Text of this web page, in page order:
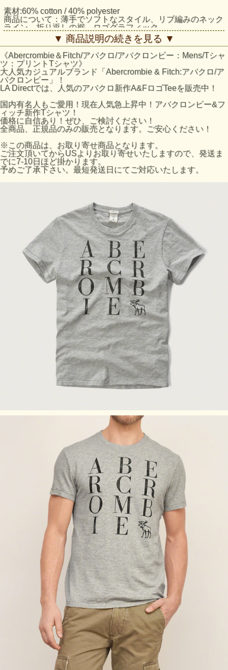
素材:60% cotton / 40% polyester
商品について：薄手でソフトなスタイル、リブ編みのネック
ライン、折り返しの裾、ロゴグラフィック
スタイル：Muscle Fit
サイズについて：アバクロのTシャツは、タイトな作りにな
っており、
日本サイズとほぼ同じサイズ感になっております。
アバクロ/Tシャツ：Logo Graphic Tee採寸結果
☆Sサイズ
着丈：約68cm（襟下より採寸。）
身幅：約49cm（脇下より採寸）
☆Mサイズ
着丈：約71cm（襟下より採寸。）
身幅：約51cm（脇下より採寸）
☆Lサイズ
着丈：約73cm（襟下より採寸。）
身幅：約53cm（脇下より採寸）
☆XLサイズ
着丈：約75cm（襟下より採寸。）
身幅：約57cm（脇下より採寸）
Mサイズ：胸囲（cm） 97～101/腕（cm） 86～87
Lサイズ：胸囲（cm） 102～1066/腕（cm） 89～90
XLサイズ：胸囲（cm） 107～116/腕（cm） 1 91～93
XXLサイズ：胸囲（cm） 112～1166/腕（cm） 94～95
アバクロのサイズの目安
アバクロサイズ
日本サイズ
S
Mサイズ
M
Lサイズ
XLサイズ
※あくまで目安となりますのでご了承ください。
▼ 商品説明の続きを見る ▼
《Abercrombie＆Fitch/アバクロ/アバクロンビー：Mens/Tシャ
ツ：プリントTシャツ》
大人気カジュアルブランド「Abercrombie & Fitch:アバクロ/ア
バクロンビー」！
LA Directでは、人気のアバクロ新作A&FロゴTeeを販売中！
国内有名人もご愛用！現在人気急上昇中！アバクロンビー&フ
ィッチ新作Tシャツ！
価格に自信あり！ぜひ、ご検討ください！
全商品、正規品のみの販売となります。ご安心ください！
※この商品は、お取り寄せ商品となります。
ご注文頂いてからUSよりお取り寄せいたしますので、発送ま
でに7-10日ほど掛かります。
予めご了承下さい。最短発送日にてご対応いたします。